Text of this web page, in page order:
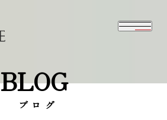
BLOG
⁨⁩ブログ